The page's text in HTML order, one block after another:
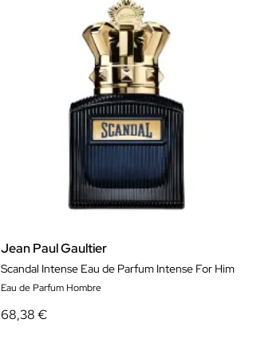
Jean Paul Gaultier
Scandal Intense Eau de Parfum Intense For Him
Eau de Parfum Hombre
68,38 €